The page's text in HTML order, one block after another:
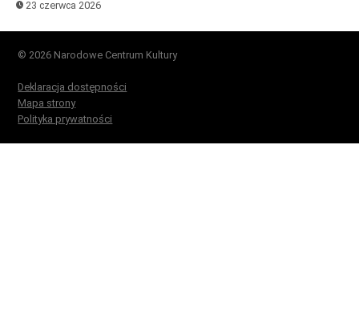
23 czerwca 2026
© 2026 Narodowe Centrum Kultury
Deklaracja dostępności
Mapa strony
Polityka prywatności